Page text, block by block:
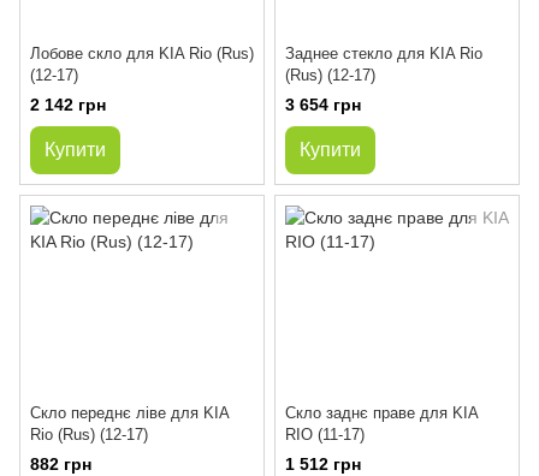
Лобове скло для KIA Rio (Rus)
(12-17)
2 142 грн
Купити
Заднее стекло для KIA Rio
(Rus) (12-17)
3 654 грн
Купити
Скло переднє ліве для KIA
Rio (Rus) (12-17)
882 грн
Скло заднє праве для KIA
RIO (11-17)
1 512 грн